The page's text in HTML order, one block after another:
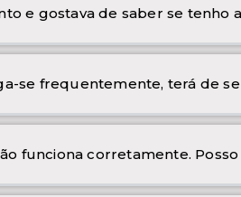
e gostava de saber se tenho
se frequentemente, terá de
funciona corretamente.